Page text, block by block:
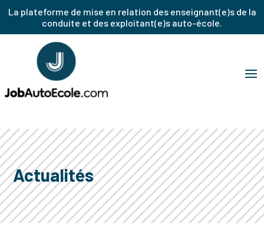
La plateforme de mise en relation des enseignant(e)s de la
conduite et des exploitant(e)s auto-école.
Actualités